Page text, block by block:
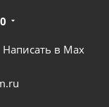
Написать в Мах